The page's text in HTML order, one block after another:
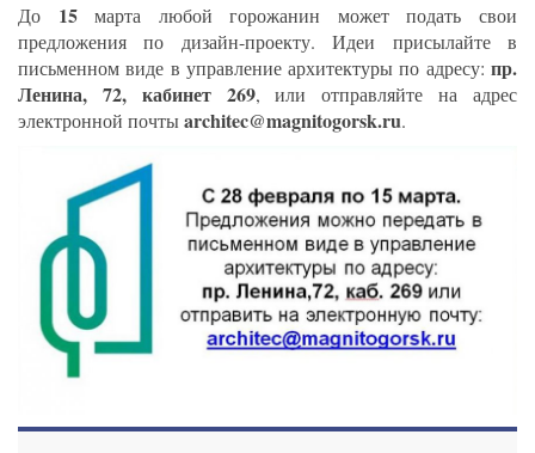
До 15марта любой горожанин может подать свои
предложения по дизайн-проекту. Идеи присылайте в
письменном виде в управление архитектуры по адресу: пр.
Ленина, 72, кабинет 269, или отправляйте на адрес
электронной почтыarchitec@magnitogorsk.ru.